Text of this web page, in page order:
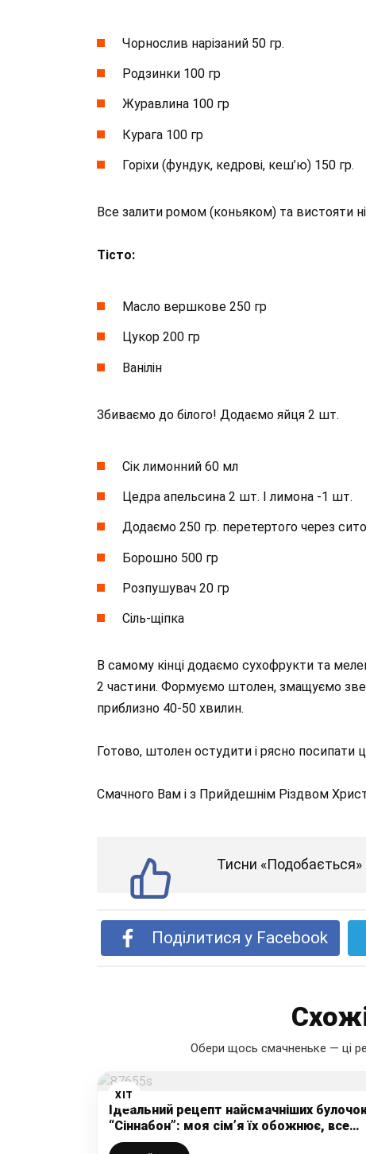
Чорнослив нарізаний 50 гр.
Родзинки 100 гр
Журавлина 100 гр
Курага 100 гр
Горіхи (фундук, кедрові, кеш’ю) 150 гр.
Все залити ромом (коньяком) та вистояти
Тісто:
Масло вершкове 250 гр
Цукор 200 гр
Ванілін
Збиваємо до білого! Додаємо яйця 2 шт.
Сік лимонний 60 мл
Цедра апельсина 2 шт. І лимона -1 шт.
Додаємо 250 гр. перетертого через
Борошно 500 гр
Розпушувач 20 гр
Сіль-щіпка
В самому кінці додаємо сухофрукти та
2 частини. Формуємо штолен, змащуємо
приблизно 40-50 хвилин.
Готово, штолен остудити і рясно
Смачного Вам і з Прийдешнім Різдвом
Тисни «Подобається»
Поділитися у Facebook
Обери щось смачненьке — ці
ХІТ
Ідеальний рецепт найсмачніших
“Сіннабон”: моя сім’я їх обожнює, все
дуже просто і легко, виходять з